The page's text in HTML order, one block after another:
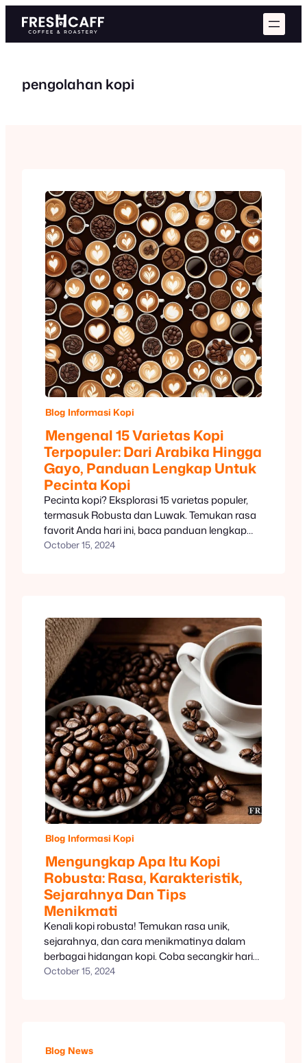
Skip
content
pengolahan kopi
Blog Informasi Kopi
Mengenal 15 Varietas Kopi
Terpopuler: Dari Arabika Hingga
Gayo, Panduan Lengkap Untuk
Pecinta Kopi
Pecinta kopi? Eksplorasi 15 varietas populer,
termasuk Robusta dan Luwak. Temukan rasa
favorit Anda hari ini, baca panduan lengkap
kami!
October 15, 2024
Blog Informasi Kopi
Mengungkap Apa Itu Kopi
Robusta: Rasa, Karakteristik,
Sejarahnya Dan Tips
Menikmati
Kenali kopi robusta! Temukan rasa unik,
sejarahnya, dan cara menikmatinya dalam
berbagai hidangan kopi. Coba secangkir hari
ini!
October 15, 2024
Blog News